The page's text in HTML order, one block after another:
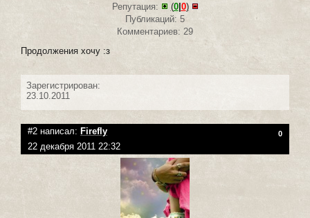
Репутация:
(0| 0)
Публикаций: 5
Комментариев: 29
Продолжения хочу :з
Зарегистрирован:
23.10.2011
#2 написал: Firefly 0
22 декабря 2011 22:32